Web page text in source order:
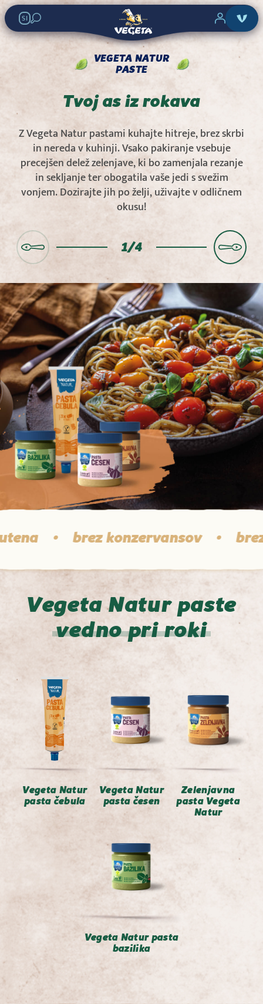
SI
VEGETA NATUR
PASTE
Tvoj as iz rokava
Z Vegeta Natur pastami kuhajte hitreje, brez skrbi
in nereda v kuhinji. Vsako pakiranje vsebuje
precejšen delež zelenjave, ki bo zamenjala rezanje
in sekljanje ter obogatila vaše jedi s svežim
vonjem. Dozirajte jih po želji, uživajte v odličnem
okusu!
1/4
• brez konzervansov • brez
Vegeta Natur paste
vedno pri roki
Vegeta Natur
pasta čebula
Vegeta Natur
pasta česen
Zelenjavna
pasta Vegeta
Natur
Vegeta Natur pasta
bazilika